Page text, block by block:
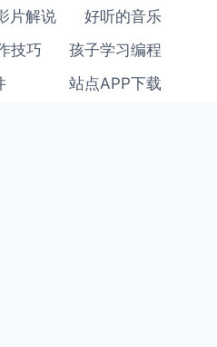
片解说
好听的音乐
技巧
孩子学习编程
站点APP下载